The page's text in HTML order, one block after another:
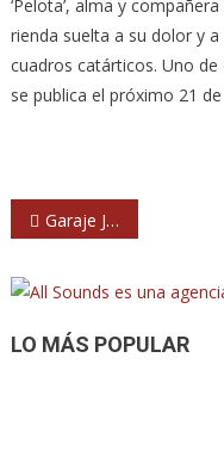
‘Pelota’, alma y
rienda suelta a su dolor y
cuadros catárticos. Uno
se publica el próximo 21
Navegación
entradas
Garaje Jack siguen en la carretera
LO MÁS POPULAR